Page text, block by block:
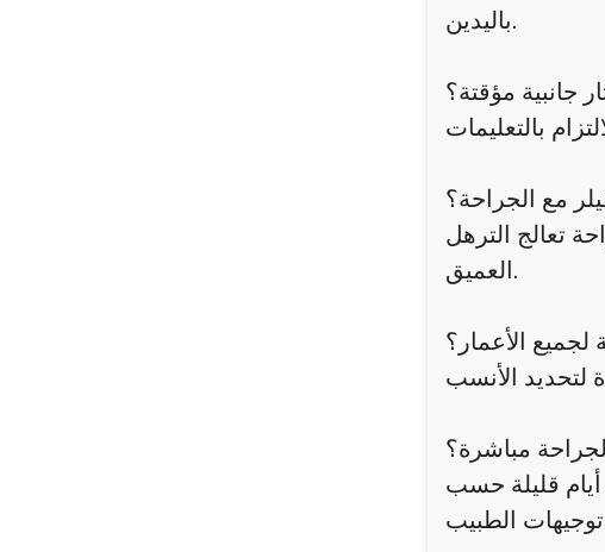
باليدين.
جانبية مؤقتة؟
مع الجراحة؟
تعالج الترهل
العميق.
لجميع الأعمار؟
مباشرة؟
أيام قليلة حسب